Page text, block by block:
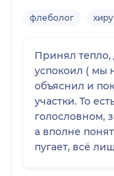
флеболог
Принял тепло,
успокоил ( мы
объяснил и
участки. То
голословном,
а вполне
пугает, всё